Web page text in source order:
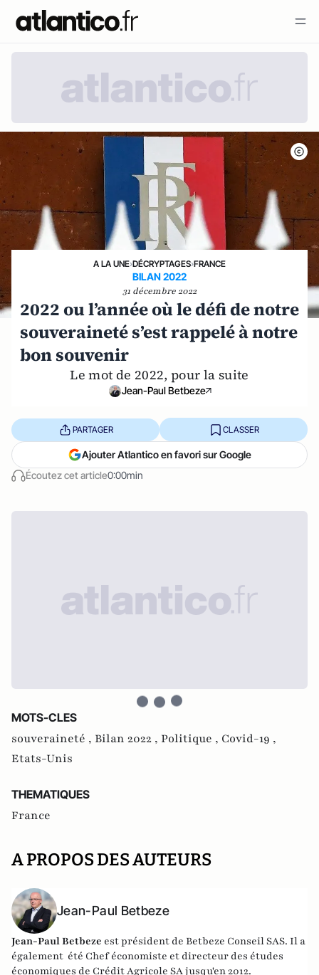
A LA UNE›DÉCRYPTAGES›FRANCE
BILAN 2022
31 décembre 2022
2022 ou l’année où le défi de notre
souveraineté s’est rappelé à notre
bon souvenir
Le mot de 2022, pour la suite
Jean-Paul Betbeze
Écoutez cet article0:00min
PARTAGER CLASSER
Ajouter Atlantico en favori sur Google
MOTS-CLES
souveraineté , Bilan 2022 , Politique , Covid-19 ,
Etats-Unis
THEMATIQUES
France
A PROPOS DES AUTEURS
Jean-Paul Betbeze
Jean-Paul Betbeze est président de Betbeze Conseil SAS. Il a
également été Chef économiste et directeur des études
économiques de Crédit Agricole SA jusqu'en 2012.